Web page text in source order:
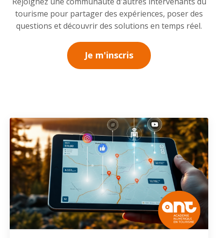
tourisme pour partager des expériences, poser des
questions et découvrir des solutions en temps réel.
Je m'inscris